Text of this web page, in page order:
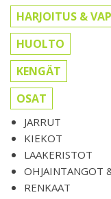
HARJOITUS &
HUOLTO
KENGÄT
OSAT
JARRUT
KIEKOT
LAAKERISTOT
OHJAINTANGOT
RENKAAT